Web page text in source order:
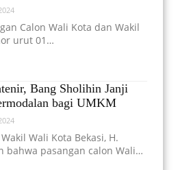
Calon Wali Kota dan Wakil
urut 01…
Bang Sholihin Janji
bagi UMKM
Wali Kota Bekasi, H.
bahwa pasangan calon Wali…